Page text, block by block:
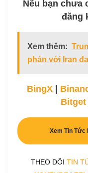
Nếu bạn chưa
đăng
Xem thêm:
phán với Iran
BingX |
Bitget
Xem Tin Tức
THEO DÕI TIN